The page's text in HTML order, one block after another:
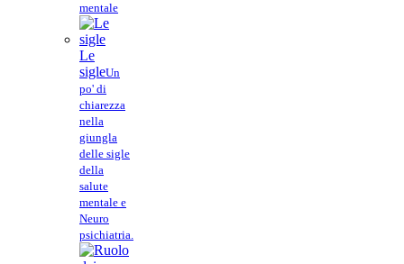
mentale
Le
sigleUn
po' di
chiarezza
nella
giungla
delle sigle
della
salute
mentale e
Neuro
psichiatria.